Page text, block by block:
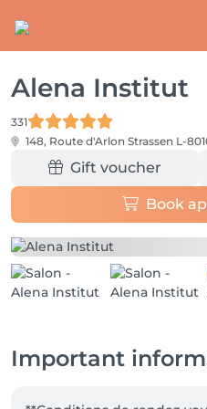
Alena Institut
331
148, Route d'Arlon Strassen L-
Gift voucher
Book
Important